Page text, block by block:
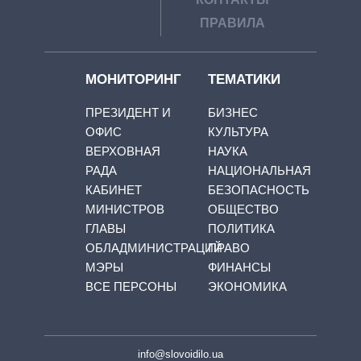
ПРАВИЛА
МОНИТОРИНГ
ПРЕЗИДЕНТ И
ОФИС
ВЕРХОВНАЯ
РАДА
КАБИНЕТ
МИНИСТРОВ
ГЛАВЫ
ОБЛАДМИНИСТРАЦИЙ
МЭРЫ
ВСЕ ПЕРСОНЫ
ТЕМАТИКИ
БИЗНЕС
КУЛЬТУРА
НАУКА
НАЦИОНАЛЬНАЯ
БЕЗОПАСНОСТЬ
ОБЩЕСТВО
ПОЛИТИКА
ПРАВО
ФИНАНСЫ
ЭКОНОМИКА
info@slovoidilo.ua